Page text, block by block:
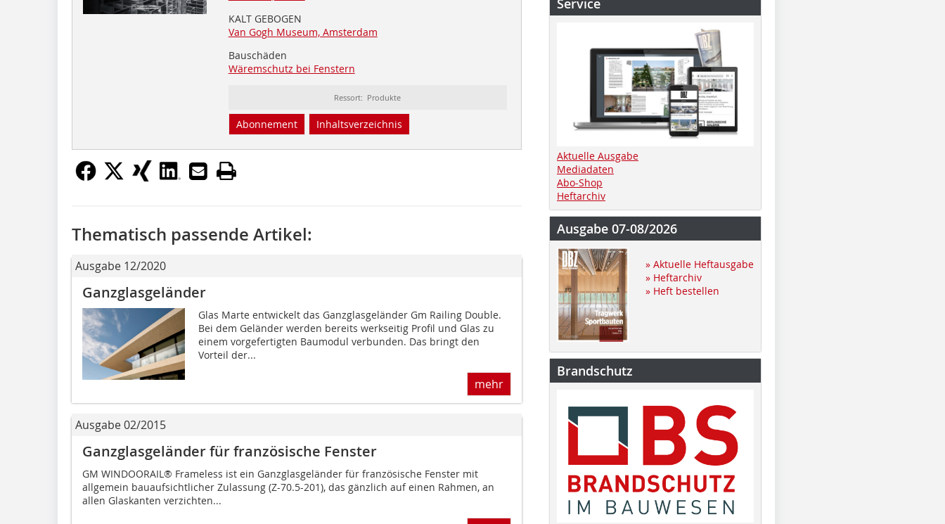
KALT GEBOGEN
Van Gogh Museum, Amsterdam
Bauschäden
Wäremschutz bei Fenstern
Ressort: Produkte
Abonnement Inhaltsverzeichnis
Thematisch passende Artikel:
Ausgabe 12/2020
Ganzglasgeländer
Glas Marte entwickelt das Ganzglasgeländer Gm Railing Double.
Bei dem Geländer werden bereits werkseitig Profil und Glas zu
einem vorgefertigten Baumodul verbunden. Das bringt den
Vorteil der...
mehr
Ausgabe 02/2015
Ganzglasgeländer für französische Fenster
GM WINDOORAIL® Frameless ist ein Ganzglasgeländer für französische Fenster mit
allgemein bauaufsichtlicher Zulassung (Z-70.5-201), das gänzlich auf einen Rahmen, an
allen Glaskanten verzichten...
Service
Aktuelle Ausgabe
Mediadaten
Abo-Shop
Heftarchiv
Ausgabe 07-08/2026
» Aktuelle Heftausgabe
» Heftarchiv
» Heft bestellen
Brandschutz